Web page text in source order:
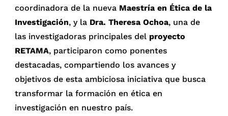
coordinadora de la nueva Maestría en Ética de la
Investigación, y la Dra. Theresa Ochoa, una de
las investigadoras principales del proyecto
RETAMA, participaron como ponentes
destacadas, compartiendo los avances y
objetivos de esta ambiciosa iniciativa que busca
transformar la formación en ética en
investigación en nuestro país.